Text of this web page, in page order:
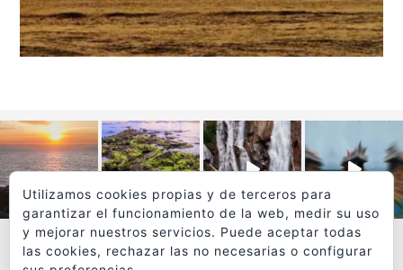
Utilizamos cookies propias y de terceros para
garantizar el funcionamiento de la web, medir su uso
y mejorar nuestros servicios. Puede aceptar todas
las cookies, rechazar las no necesarias o configurar